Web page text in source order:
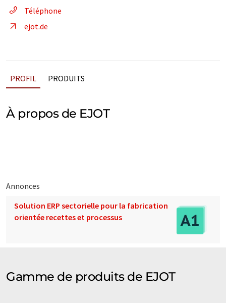
Téléphone
ejot.de
PROFIL PRODUITS
À propos de EJOT
Annonces
Solution ERP sectorielle pour la fabrication
orientée recettes et processus
Gamme de produits de EJOT